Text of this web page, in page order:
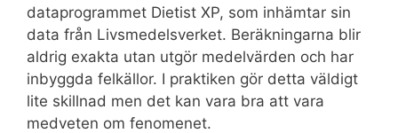
dataprogrammet Dietist XP, som inhämtar sin
data från Livsmedelsverket. Beräkningarna blir
aldrig exakta utan utgör medelvärden och har
inbyggda felkällor. I praktiken gör detta väldigt
lite skillnad men det kan vara bra att vara
medveten om fenomenet.